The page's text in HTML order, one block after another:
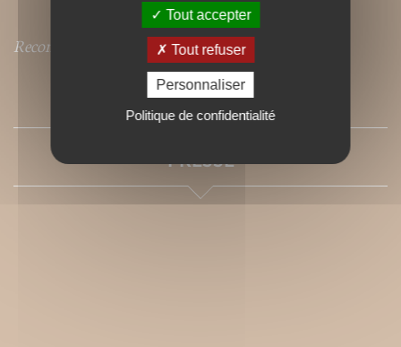
Recommandé par l'Ecolomag (Janvier 2017)
SOMMAIRE
PRESSE
Tout accepter
Tout refuser
Personnaliser
Politique de confidentialité